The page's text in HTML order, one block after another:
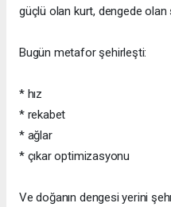
güçlü olan kurt, dengede olan
Bugün metafor şehirleşti:
* hız
* rekabet
* ağlar
* çıkar optimizasyonu
Ve doğanın dengesi yerini